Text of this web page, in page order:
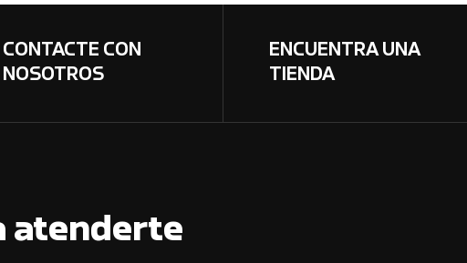
CONTACTE CON
NOSOTROS
ENCUENTRA UNA
TIENDA
atenderte